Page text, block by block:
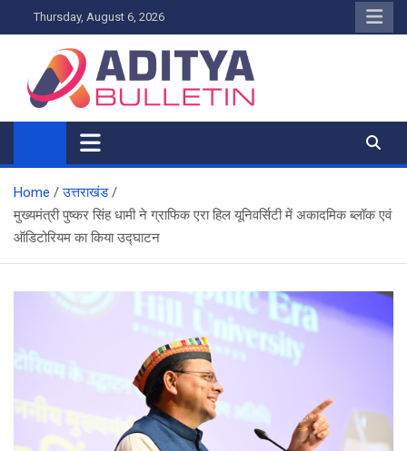
to
Thursday, August 6, 2026
Home
उत्तराखंड
मुख्यमंत्री पुष्कर सिंह धामी ने ग्राफिक एरा हिल यूनिवर्सिटी में अकादमिक ब्लॉक एवं
ऑडिटोरियम का किया उद्घाटन